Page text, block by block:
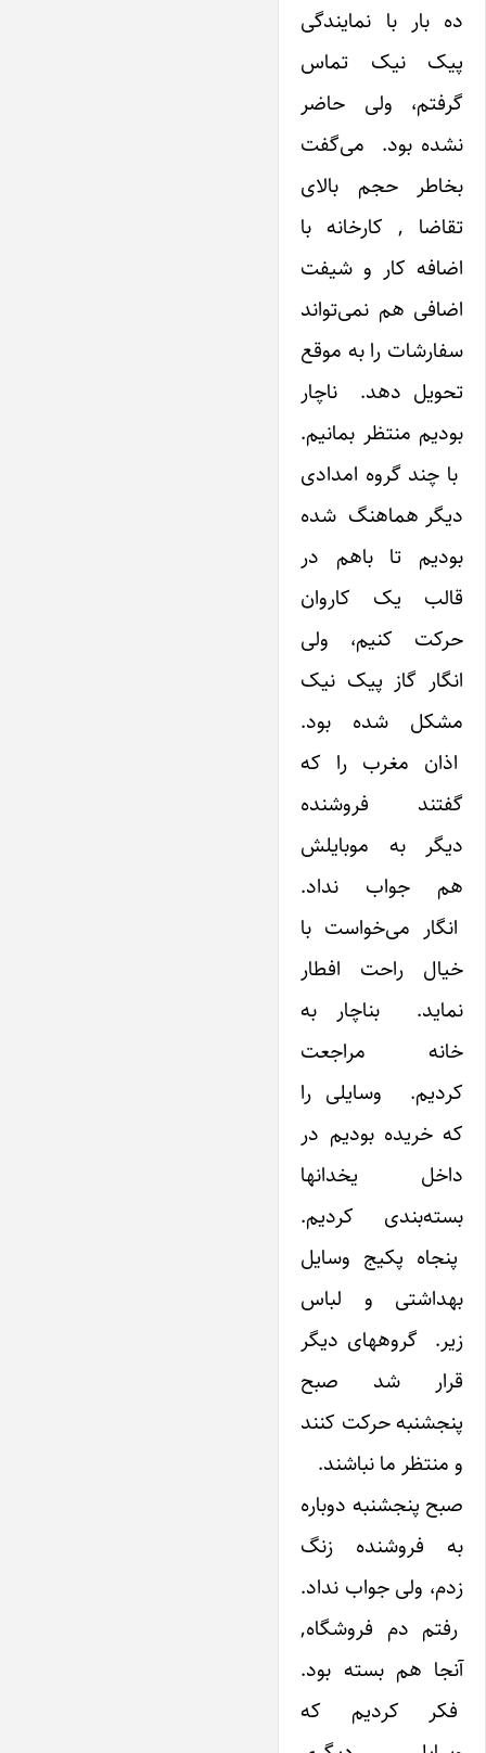
ده بار با نمایندگی
پیک نیک تماس
گرفتم، ولی حاضر
نشده بود. می‌گفت
بخاطر حجم بالای
تقاضا , کارخانه با
اضافه کار و شیفت
اضافی هم نمی‌تواند
سفارشات را به موقع
تحویل دهد. ناچار
بودیم منتظر بمانیم.
با چند گروه امدادی
دیگر هماهنگ شده
بودیم تا باهم در
قالب یک کاروان
حرکت کنیم، ولی
انگار گاز پیک نیک
مشکل شده بود.
اذان مغرب را که
گفتند فروشنده
دیگر به موبایلش
هم جواب نداد.
انگار می‌خواست با
خیال راحت افطار
نماید. بناچار به
خانه مراجعت
کردیم. وسایلی را
که خریده بودیم در
داخل یخدانها
بسته‌بندی کردیم.
پنجاه پکیج وسایل
بهداشتی و لباس
زیر. گروههای دیگر
قرار شد صبح
پنجشنبه حرکت کنند
و منتظر ما نباشند.
صبح پنجشنبه دوباره
به فروشنده زنگ
زدم، ولی جواب نداد.
رفتم دم فروشگاه,
آنجا هم بسته بود.
فکر کردیم که